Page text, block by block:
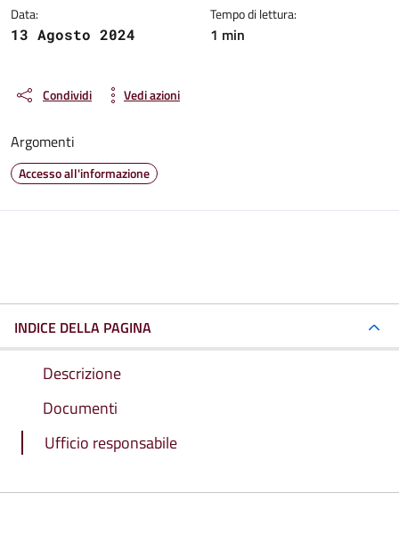
Data:
13 Agosto 2024
Tempo di lettura:
1 min
Condividi Vedi azioni
Argomenti
Accesso all'informazione
INDICE DELLA PAGINA
Descrizione
Documenti
Ufficio responsabile